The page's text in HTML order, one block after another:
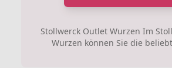
Stollwerck Outlet Wurzen Im
Wurzen können Sie die